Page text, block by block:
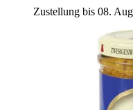
Zustellung bis 08.